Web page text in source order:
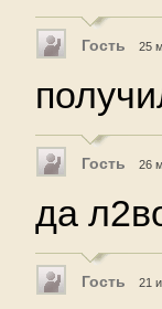
Гость 25
Гость 26
да
Гость 21